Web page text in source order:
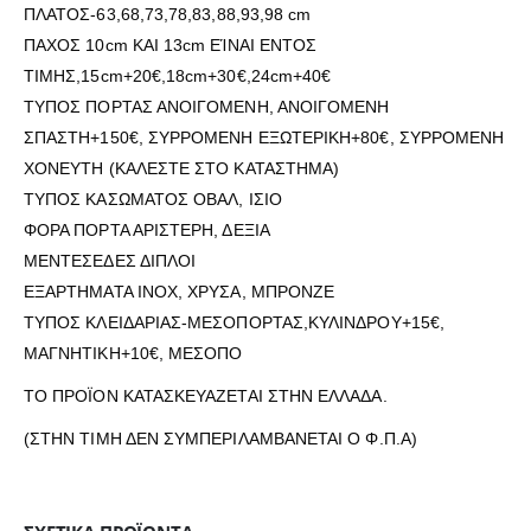
ΠΛΑΤΟΣ-63,68,73,78,83,88,93,98 cm
ΠΑΧΟΣ 10cm ΚΑΙ 13cm ΕΊΝΑΙ ΕΝΤΟΣ
ΤΙΜΗΣ,15cm+20€,18cm+30€,24cm+40€
ΤΥΠΟΣ ΠΟΡΤΑΣ ΑΝΟΙΓΟΜΕΝΗ, ΑΝΟΙΓΟΜΕΝΗ
ΣΠΑΣΤΗ+150€, ΣΥΡΡΟΜΕΝΗ ΕΞΩΤΕΡΙΚΗ+80€, ΣΥΡΡΟΜΕΝΗ
ΧΟΝΕΥΤΗ (ΚΑΛΕΣΤΕ ΣΤΟ ΚΑΤΑΣΤΗΜΑ)
ΤΥΠΟΣ ΚΑΣΩΜΑΤΟΣ ΟΒΑΛ, ΙΣΙΟ
ΦΟΡΑ ΠΟΡΤΑ ΑΡΙΣΤΕΡΗ, ΔΕΞΙΑ
ΜΕΝΤΕΣΕΔΕΣ ΔΙΠΛΟΙ
ΕΞΑΡΤΗΜΑΤΑ ΙΝΟΧ, ΧΡΥΣΑ, ΜΠΡΟΝΖΕ
ΤΥΠΟΣ ΚΛΕΙΔΑΡΙΑΣ-ΜΕΣΟΠΟΡΤΑΣ,ΚΥΛΙΝΔΡΟΥ+15€,
ΜΑΓΝΗΤΙΚΗ+10€, ΜΕΣΟΠΟ
ΤΟ ΠΡΟΪΟΝ ΚΑΤΑΣΚΕΥΑΖΕΤΑΙ ΣΤΗΝ ΕΛΛΑΔΑ.
(ΣΤΗΝ ΤΙΜΗ ΔΕΝ ΣΥΜΠΕΡΙΛΑΜΒΑΝΕΤΑΙ Ο Φ.Π.Α)